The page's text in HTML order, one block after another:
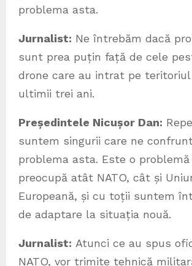
problema asta.
Jurnalist: Ne întrebăm dacă
sunt prea puțin față de cele
drone care au intrat pe teritoriul
ultimii trei ani.
Președintele Nicușor Dan:
suntem singurii care ne
problema asta. Este o problemă
preocupă atât NATO, cât și
Europeană, și cu toții suntem
de adaptare la situația nouă.
Jurnalist: Atunci ce au spus
NATO, vor trimite tehnică